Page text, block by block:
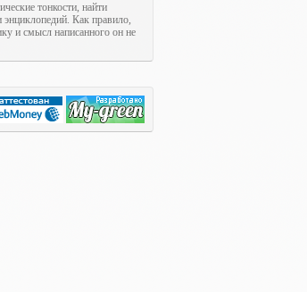
тонкости, найти
энциклопедий. Как правило,
и смысл написанного он не